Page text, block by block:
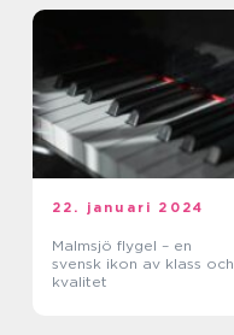
22. januari 2024
Malmsjö flygel – en
svensk ikon av klass och
kvalitet